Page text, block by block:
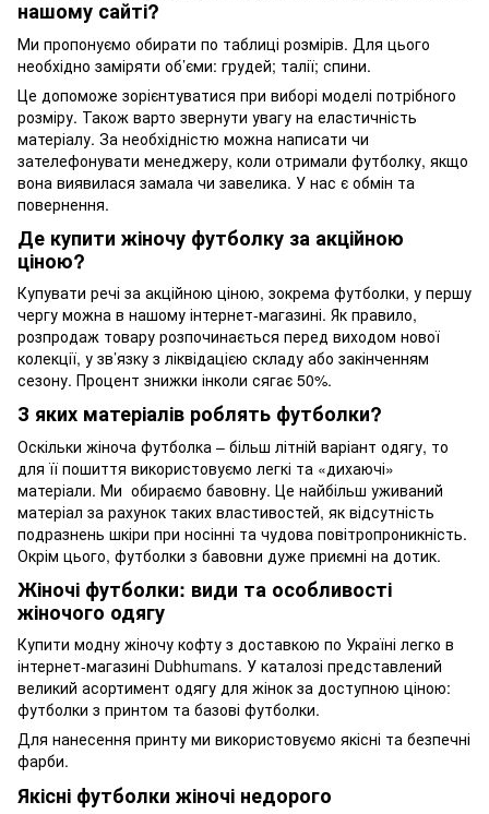
нашому сайті?
Ми пропонуємо обирати по таблиці розмірів. Для цього
необхідно заміряти об’єми: грудей; талії; спини.
Це допоможе зорієнтуватися при виборі моделі потрібного
розміру. Також варто звернути увагу на еластичність
матеріалу. За необхідністю можна написати чи
зателефонувати менеджеру, коли отримали футболку, якщо
вона виявилася замала чи завелика. У нас є обмін та
повернення.
Де купити жіночу футболку за акційною
ціною?
Купувати речі за акційною ціною, зокрема футболки, у першу
чергу можна в нашому інтернет-магазині. Як правило,
розпродаж товару розпочинається перед виходом нової
колекції, у зв’язку з ліквідацією складу або закінченням
сезону. Процент знижки інколи сягає 50%.
З яких матеріалів роблять футболки?
Оскільки жіноча футболка – більш літній варіант одягу, то
для її пошиття використовуємо легкі та «дихаючі»
матеріали. Ми обираємо бавовну. Це найбільш уживаний
матеріал за рахунок таких властивостей, як відсутність
подразнень шкіри при носінні та чудова повітропроникність.
Окрім цього, футболки з бавовни дуже приємні на дотик.
Жіночі футболки: види та особливості
жіночого одягу
Купити модну жіночу кофту з доставкою по Україні легко в
інтернет-магазині Dubhumans. У каталозі представлений
великий асортимент одягу для жінок за доступною ціною:
футболки з принтом та базові футболки.
Для нанесення принту ми використовуємо якісні та безпечні
фарби.
Якісні футболки жіночі недорого